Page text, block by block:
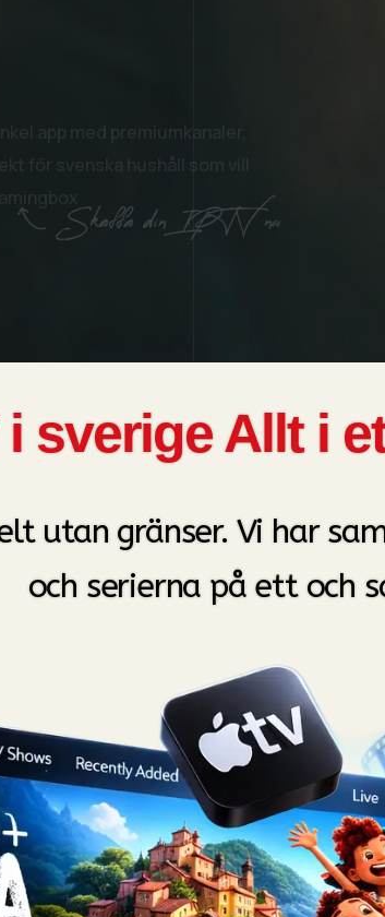
nu
i sverige Allt i
utan gränser. Vi har
och serierna på ett och